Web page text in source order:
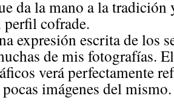
da la mano a la tradición
cofrade.
expresión escrita de los
de mis fotografías.
verá perfectamente
imágenes del mismo.